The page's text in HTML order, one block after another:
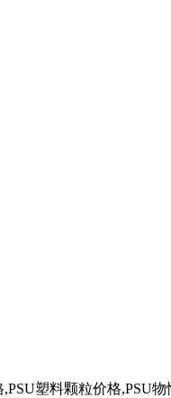
塑料颗粒价格,PSU物